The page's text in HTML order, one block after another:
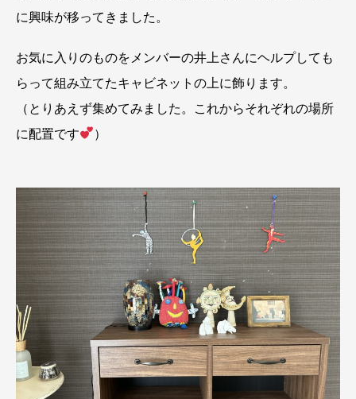
に興味が移ってきました。
お気に入りのものをメンバーの井上さんにヘルプしても
らって組み立てたキャビネットの上に飾ります。
（とりあえず集めてみました。これからそれぞれの場所
に配置です
）